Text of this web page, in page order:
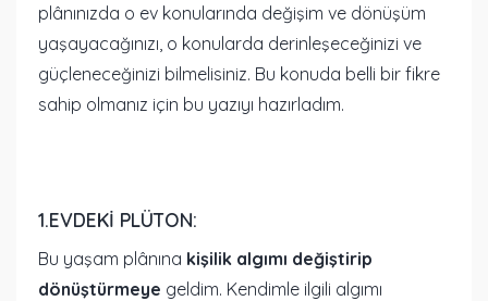
plânınızda o ev konularında değişim ve dönüşüm
yaşayacağınızı, o konularda derinleşeceğinizi ve
güçleneceğinizi bilmelisiniz. Bu konuda belli bir fikre
sahip olmanız için bu yazıyı hazırladım.
1.EVDEKI PLÜTON:
Bu yaşam plânına kişilik algımı değiştirip
dönüştürmeye geldim. Kendimle ilgili algımı